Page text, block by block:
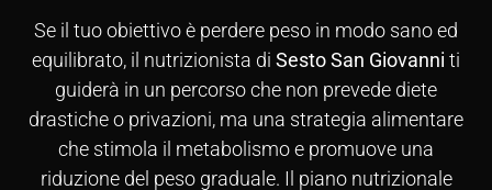
Se il tuo obiettivo è perdere peso in modo sano ed
equilibrato, il nutrizionista di Sesto San Giovanni ti
guiderà in un percorso che non prevede diete
drastiche o privazioni, ma una strategia alimentare
che stimola il metabolismo e promuove una
riduzione del peso graduale. Il piano nutrizionale